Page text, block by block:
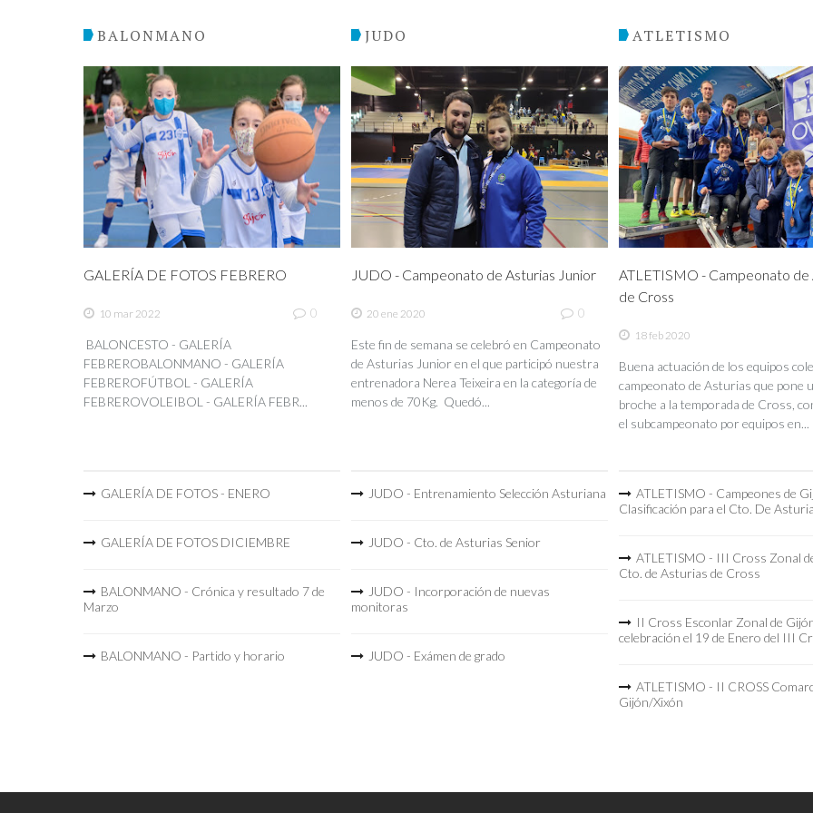
BALONMANO
GALERÍA DE FOTOS FEBRERO
10 mar 2022 0
BALONCESTO - GALERÍA
FEBREROBALONMANO - GALERÍA
FEBREROFÚTBOL - GALERÍA
FEBREROVOLEIBOL - GALERÍA FEBR...
GALERÍA DE FOTOS - ENERO
GALERÍA DE FOTOS DICIEMBRE
BALONMANO - Crónica y resultado 7 de
Marzo
BALONMANO - Partido y horario
JUDO
JUDO - Campeonato de Asturias Junior
20 ene 2020 0
Este fin de semana se celebró en Campeonato
de Asturias Junior en el que participó nuestra
entrenadora Nerea Teixeira en la categoría de
menos de 70Kg. Quedó...
JUDO - Entrenamiento Selección Asturiana
JUDO - Cto. de Asturias Senior
JUDO - Incorporación de nuevas
monitoras
JUDO - Exámen de grado
ATLETISMO
ATLETISMO - Campeonato de
de Cross
18 feb 2020
Buena actuación de los equipos
campeonato de Asturias que pone
broche a la temporada de Cross,
el subcampeonato por equipos en...
ATLETISMO - Campeones de
Clasificación para el Cto. De
ATLETISMO - III Cross Zonal
Cto. de Asturias de Cross
II Cross Esconlar Zonal de
celebración el 19 de Enero del III
ATLETISMO - II CROSS
Gijón/Xixón